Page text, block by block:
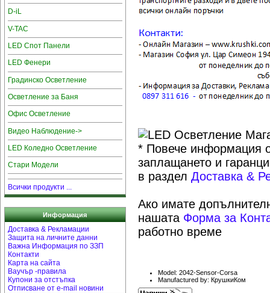
D-iL
V-TAC
LED Спот Панели
LED Фенери
Градинско Осветление
Осветление за Баня
Офис Осветление
Видео Наблюдение->
LED Коледно Осветление
Стари Модели
Всички продукти ...
Информация
Доставка & Рекламации
Защита на личните данни
Важна Информация по ЗЗП
Контакти
Карта на сайта
Ваучър -правила
Купони за отстъпка
Отписване от e-mail новини
* Повече информация
заплащането и
в раздел Доставка &
Ако имате
нашата Форма за
работно време
Model: 2042-Sensor-Corsa
Manufactured by: КрушкиКом